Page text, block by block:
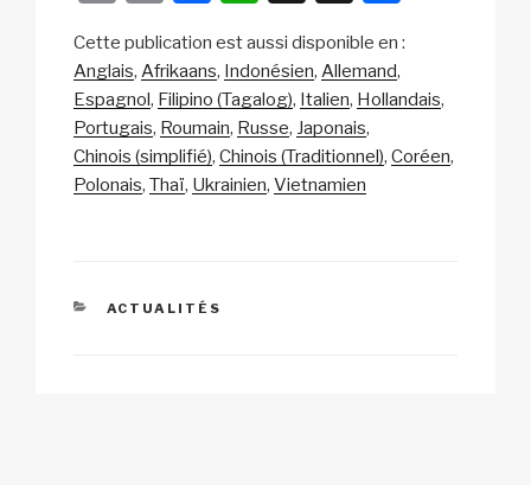
p
y
Li
n
ail c
e
b
o
at
s
A
p
a
p
c
h
ta
g
Cette publication est aussi disponible en :
Anglais Afrikaans Indonésien Allemand
Espagnol Filipino (Tagalog) Italien Hollandais
Portugais Roumain Russe Japonais
Chinois (simplifié) Chinois (Traditionnel) Coréen
Polonais Thaï Ukrainien Vietnamien
CATÉGORIES
ACTUALITÉS